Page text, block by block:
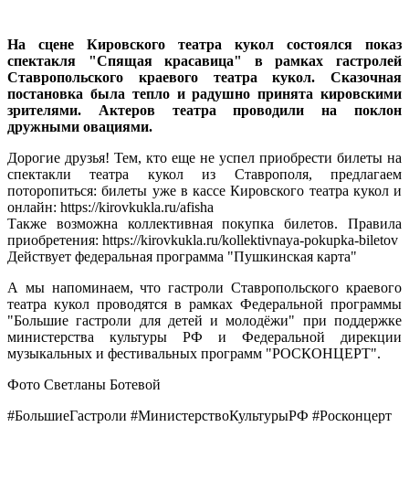
На сцене Кировского театра кукол состоялся показ
спектакля "Спящая красавица" в рамках гастролей
Ставропольского краевого театра кукол. Сказочная
постановка была тепло и радушно принята кировскими
зрителями. Актеров театра проводили на поклон
дружными овациями.
Дорогие друзья! Тем, кто еще не успел приобрести билеты на
спектакли театра кукол из Ставрополя, предлагаем
поторопиться: билеты уже в кассе Кировского театра кукол и
онлайн: https://kirovkukla.ru/afisha
Также возможна коллективная покупка билетов. Правила
приобретения: https://kirovkukla.ru/kollektivnaya-pokupka-biletov
Действует федеральная программа "Пушкинская карта"
А мы напоминаем, что гастроли Ставропольского краевого
театра кукол проводятся в рамках Федеральной программы
"Большие гастроли для детей и молодёжи" при поддержке
министерства культуры РФ и Федеральной дирекции
музыкальных и фестивальных программ "РОСКОНЦЕРТ".
Фото Светланы Ботевой
#БольшиеГастроли #МинистерствоКультурыРФ #Росконцерт